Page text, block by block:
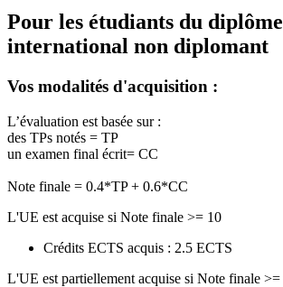
Pour les étudiants du diplôme
international non diplomant
Vos modalités d'acquisition :
L’évaluation est basée sur :
des TPs notés = TP
un examen final écrit= CC
Note finale = 0.4*TP + 0.6*CC
L'UE est acquise si Note finale >= 10
Crédits ECTS acquis : 2.5 ECTS
L'UE est partiellement acquise si Note finale >=